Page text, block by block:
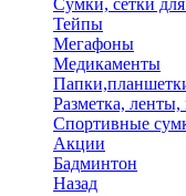
Сумки, сетки
Тейпы
Мегафоны
Медикаменты
Разметка, ленты,
Спортивные
Акции
Бадминтон
Назад